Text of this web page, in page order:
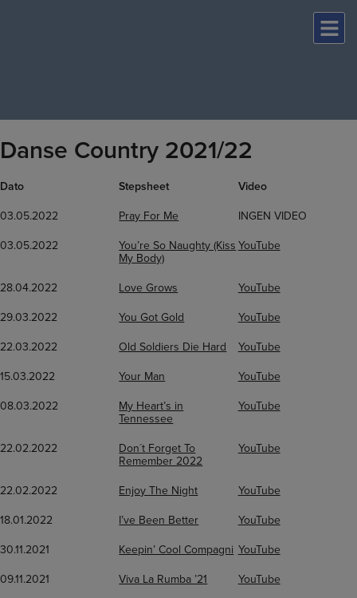
Danse Country 2021/22
Dato Stepsheet
Video
03.05.2022
Pray For Me
INGEN VIDEO
03.05.2022
You’re So Naughty (Kiss
My Body)
YouTube
28.04.2022 Love Grows
YouTube
29.03.2022
You Got Gold
YouTube
22.03.2022
Old Soldiers Die Hard
YouTube
15.03.2022
Your Man
YouTube
08.03.2022
My Heart’s in
Tennessee
YouTube
22.02.2022 Don´t Forget To
Remember 2022
YouTube
22.02.2022 Enjoy The Night
YouTube
18.01.2022
I’ve Been Better
YouTube
30.11.2021
Keepin’ Cool Compagni YouTube
09.11.2021
Viva La Rumba ’21
YouTube